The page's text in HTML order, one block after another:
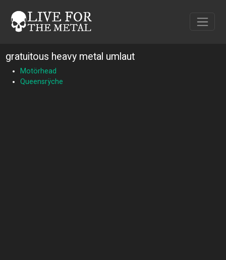
gratuitous heavy metal umlaut
Motörhead
Queensrÿche